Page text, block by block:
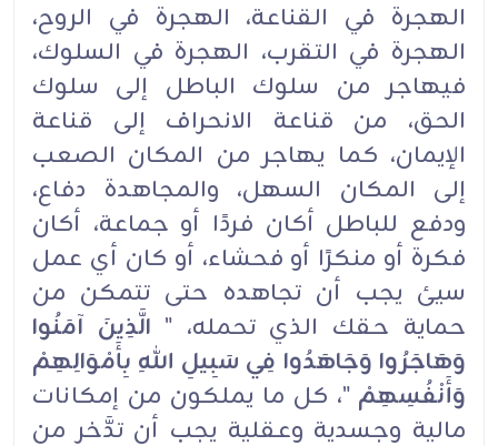
الهجرة في القناعة، الهجرة في الروح،
الهجرة في التقرب، الهجرة في السلوك،
فيهاجر من سلوك الباطل إلى سلوك
الحق، من قناعة الانحراف إلى قناعة
الإيمان، كما يهاجر من المكان الصعب
إلى المكان السهل، والمجاهدة دفاع،
ودفع للباطل أكان فردًا أو جماعة، أكان
فكرة أو منكرًا أو فحشاء، أو كان أي عمل
سيئ يجب أن تجاهده حتى تتمكن من
حماية حقك الذي تحمله، " الَّذِينَ آمَنُوا
وَهَاجَرُوا وَجَاهَدُوا فِي سَبِيلِ اللهِ بِأَمْوَالِهِمْ
وَأَنْفُسِهِمْ "، كل ما يملكون من إمكانات
مالية وجسدية وعقلية يجب أن تدَّخر من